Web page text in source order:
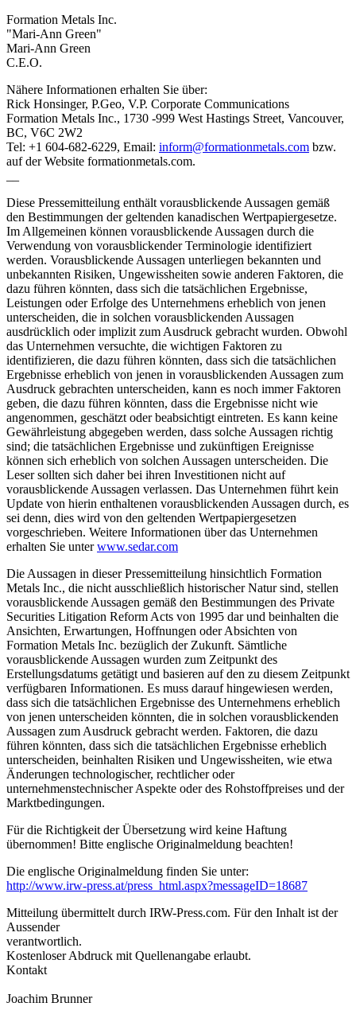
Formation Metals Inc.
"Mari-Ann Green"
Mari-Ann Green
C.E.O.
Nähere Informationen erhalten Sie über:
Rick Honsinger, P.Geo, V.P. Corporate Communications
Formation Metals Inc., 1730 -999 West Hastings Street, Vancouver,
BC, V6C 2W2
Tel: +1 604-682-6229, Email: inform@formationmetals.com bzw.
auf der Website formationmetals.com.
Diese Pressemitteilung enthält vorausblickende Aussagen gemäß
den Bestimmungen der geltenden kanadischen Wertpapiergesetze.
Im Allgemeinen können vorausblickende Aussagen durch die
Verwendung von vorausblickender Terminologie identifiziert
werden. Vorausblickende Aussagen unterliegen bekannten und
unbekannten Risiken, Ungewissheiten sowie anderen Faktoren, die
dazu führen könnten, dass sich die tatsächlichen Ergebnisse,
Leistungen oder Erfolge des Unternehmens erheblich von jenen
unterscheiden, die in solchen vorausblickenden Aussagen
ausdrücklich oder implizit zum Ausdruck gebracht wurden. Obwohl
das Unternehmen versuchte, die wichtigen Faktoren zu
identifizieren, die dazu führen könnten, dass sich die tatsächlichen
Ergebnisse erheblich von jenen in vorausblickenden Aussagen zum
Ausdruck gebrachten unterscheiden, kann es noch immer Faktoren
geben, die dazu führen könnten, dass die Ergebnisse nicht wie
angenommen, geschätzt oder beabsichtigt eintreten. Es kann keine
Gewährleistung abgegeben werden, dass solche Aussagen richtig
sind; die tatsächlichen Ergebnisse und zukünftigen Ereignisse
können sich erheblich von solchen Aussagen unterscheiden. Die
Leser sollten sich daher bei ihren Investitionen nicht auf
vorausblickende Aussagen verlassen. Das Unternehmen führt kein
Update von hierin enthaltenen vorausblickenden Aussagen durch, es
sei denn, dies wird von den geltenden Wertpapiergesetzen
vorgeschrieben. Weitere Informationen über das Unternehmen
erhalten Sie unterwww.sedar.com
Die Aussagen in dieser Pressemitteilung hinsichtlich Formation
Metals Inc., die nicht ausschließlich historischer Natur sind, stellen
vorausblickende Aussagen gemäß den Bestimmungen des Private
Securities Litigation Reform Acts von 1995 dar und beinhalten die
Ansichten, Erwartungen, Hoffnungen oder Absichten von
Formation Metals Inc. bezüglich der Zukunft. Sämtliche
vorausblickende Aussagen wurden zum Zeitpunkt des
Erstellungsdatums getätigt und basieren auf den zu diesem Zeitpunkt
verfügbaren Informationen. Es muss darauf hingewiesen werden,
dass sich die tatsächlichen Ergebnisse des Unternehmens erheblich
von jenen unterscheiden könnten, die in solchen vorausblickenden
Aussagen zum Ausdruck gebracht werden. Faktoren, die dazu
führen könnten, dass sich die tatsächlichen Ergebnisse erheblich
unterscheiden, beinhalten Risiken und Ungewissheiten, wie etwa
Änderungen technologischer, rechtlicher oder
unternehmenstechnischer Aspekte oder des Rohstoffpreises und der
Marktbedingungen.
Für die Richtigkeit der Übersetzung wird keine Haftung
übernommen! Bitte englische Originalmeldung beachten!
Die englische Originalmeldung finden Sie unter:
http://www.irw-press.at/press_html.aspx?messageID=18687
Mitteilung übermittelt durch IRW-Press.com. Für den Inhalt ist der
Aussender
verantwortlich.
Kostenloser Abdruck mit Quellenangabe erlaubt.
Kontakt
Joachim Brunner